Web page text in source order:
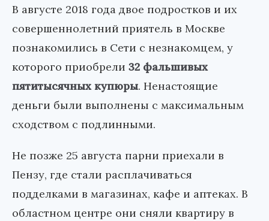
В августе 2018 года двое подростков и их
совершеннолетний приятель в Москве
познакомились в Сети с незнакомцем, у
которого приобрели 32 фальшивых
пятитысячных купюры. Ненастоящие
деньги были выполнены с максимальным
сходством с подлинными.
Не позже 25 августа парни приехали в
Пензу, где стали расплачиваться
подделками в магазинах, кафе и аптеках. В
областном центре они сняли квартиру в